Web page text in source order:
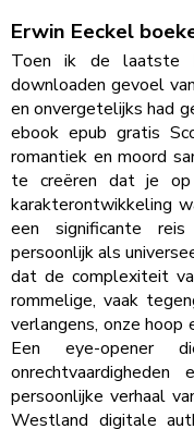
Erwin Eeckel
Toen ik de laatste
downloaden gevoel
en onvergetelijks had
ebook epub gratis
romantiek en moord
te creëren dat je
karakterontwikkeling
een significante
persoonlijk als
dat de complexiteit
rommelige, vaak
verlangens, onze hoop
Een eye-opener
persoonlijke verhaal
Westland digitale